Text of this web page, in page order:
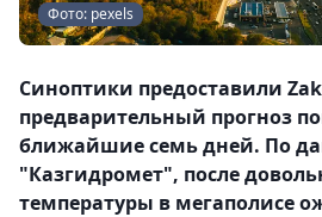
Фото: pexels
Синоптики предоставили
предварительный прогноз
ближайшие семь дней. По
"Казгидромет", после
температуры в мегаполисе